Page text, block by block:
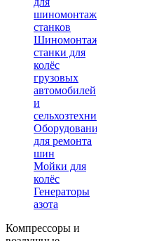
шиномонтажных
станков
Шиномонтажные
станки для
колёс
грузовых
автомобилей
и
сельхозтехники
Оборудование
для ремонта
шин
Мойки для
колёс
Генераторы
азота
Компрессоры и